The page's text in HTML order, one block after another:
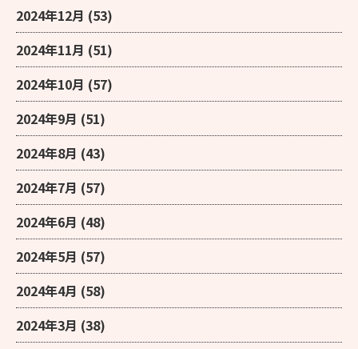
2024年12月 (53)
2024年11月 (51)
2024年10月 (57)
2024年9月 (51)
2024年8月 (43)
2024年7月 (57)
2024年6月 (48)
2024年5月 (57)
2024年4月 (58)
2024年3月 (38)